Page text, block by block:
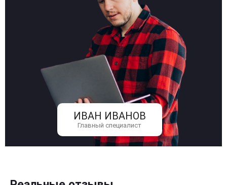
ИВАН ИВАНОВ
Главный специалист